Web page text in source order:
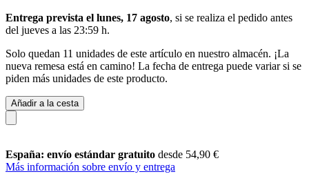
Entrega prevista el lunes, 17 agosto, si se realiza el pedido antes
del jueves a las 23:59 h.
Solo quedan 11 unidades de este artículo en nuestro almacén. ¡La
nueva remesa está en camino! La fecha de entrega puede variar si se
piden más unidades de este producto.
Añadir a la cesta
España: envío estándar gratuito desde 54,90 €
Más información sobre envío y entrega